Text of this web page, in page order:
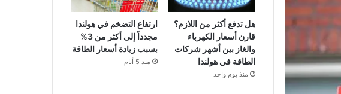
هل تدفع أكثر من اللازم؟
قارن أسعار الكهرباء
والغاز بين أشهر شركات
الطاقة في هولندا
منذ يوم واحد
ارتفاع التضخم في هولندا
مجدداً إلى أكثر من 3%
بسبب زيادة أسعار الطاقة
منذ 5 أيام